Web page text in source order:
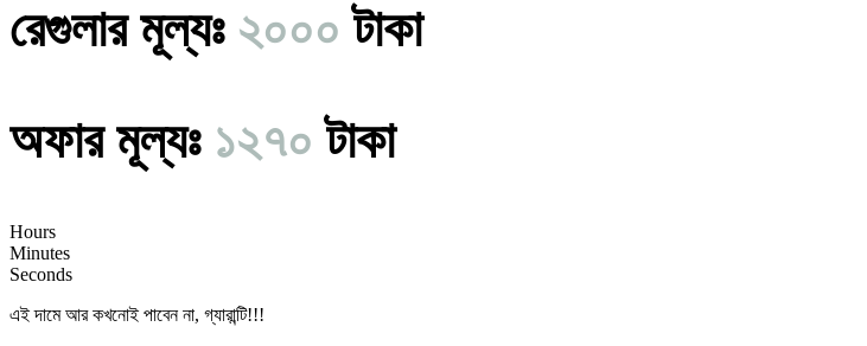
রেগুলার মূল্যঃ ২০০০ টাকা
অফার মূল্যঃ ১২৭০ টাকা
Hours
Minutes
Seconds
এই দামে আর কখনোই পাবেন না, গ্যারান্টি!!!